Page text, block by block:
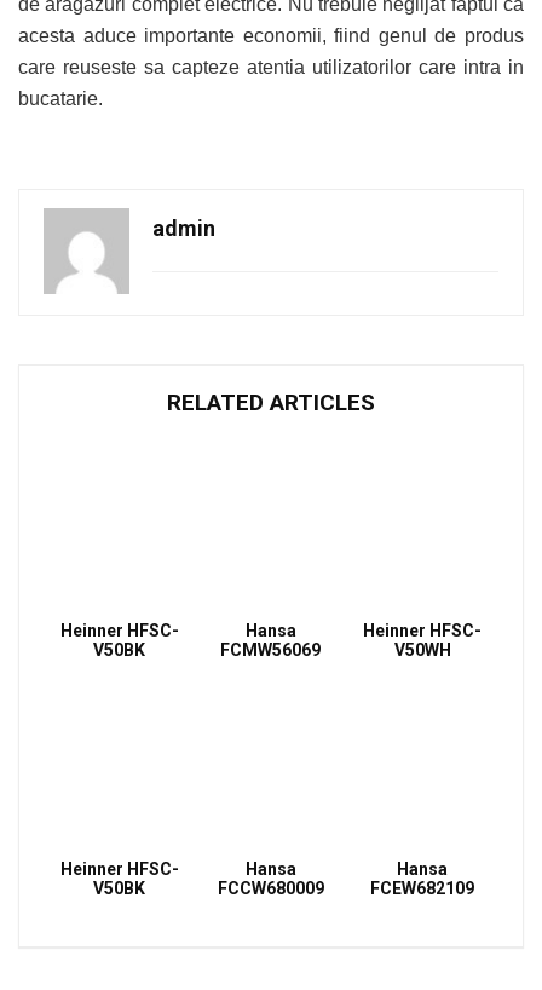
de aragazuri complet electrice. Nu trebuie neglijat faptul ca
acesta aduce importante economii, fiind genul de produs
care reuseste sa capteze atentia utilizatorilor care intra in
bucatarie.
admin
RELATED ARTICLES
Heinner HFSC-
V50BK
Hansa
FCMW56069
Heinner HFSC-
V50WH
Heinner HFSC-
V50BK
Hansa
FCCW680009
Hansa
FCEW682109